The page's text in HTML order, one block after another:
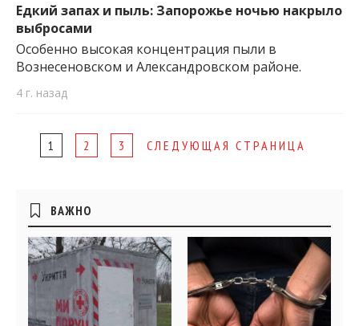
Едкий запах и пыль: Запорожье ночью накрыло
выбросами
Особенно высокая концентрация пыли в
Вознесеновском и Александровском районе.
4 г. назад
Page
1 2 3 СЛЕДУЮЩАЯ СТРАНИЦА
Боковые
виджеты
ВАЖНО